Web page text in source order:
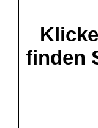
finden